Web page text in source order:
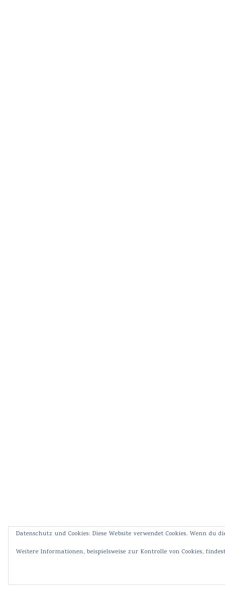
Datenschutz und Cookies: Diese Website verwendet Cookies. Wenn
Weitere Informationen, beispielsweise zur Kontrolle von Cookies,